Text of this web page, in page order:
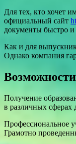
Для тех, кто хочет
официальный сайт
документы быстро и
Как и для
Однако компания
Получение
в различных
Профессиональное
Грамотно